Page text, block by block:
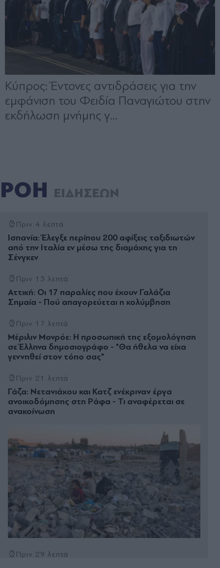
ΡΟΗ ΕΙΔΗΣΕΩΝ
Πριν 4 λεπτά
Ισπανία: Έλεγξε περίπου 200 αφίξεις ταξιδιωτών
από την Ιταλία εν μέσω της διαμάχης για τη
Σένγκεν
Πριν 13 λεπτά
Αττική: Οι 17 παραλίες που έχουν Γαλάζια
Σημαία - Πού απαγορεύεται η κολύμβηση
Πριν 17 λεπτά
Μέριλιν Μονρόε: Η προσωπική της εξομολόγηση
σε Έλληνα δημοσιογράφο - "Θα ήθελα να είχα
γεννηθεί στον τόπο σας"
Πριν 21 λεπτά
Γάζα: Νετανιάχου και Κατζ ενέκριναν έργα
ανοικοδόμησης στη Ράφα - Τι αναφέρεται σε
ανακοίνωση
Πριν 29 λεπτά